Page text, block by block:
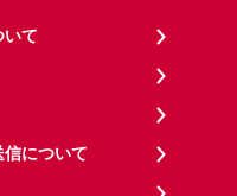
いて
について